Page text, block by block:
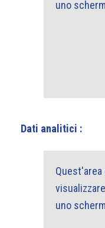
Dati analitici :